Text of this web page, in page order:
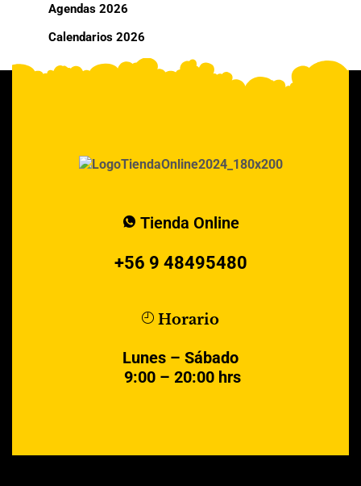
Agendas 2026
Calendarios 2026
Tienda Online
+56 9 48495480
Horario
Lunes – Sábado
9:00 – 20:00 hrs